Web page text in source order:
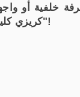
خلفية أو
"كريزي كلين" أن يكون منزلك أو عقارك التجاري نظيفًا وجاهزًا لاستقبال عائلتك أو حفلتك القادمة!